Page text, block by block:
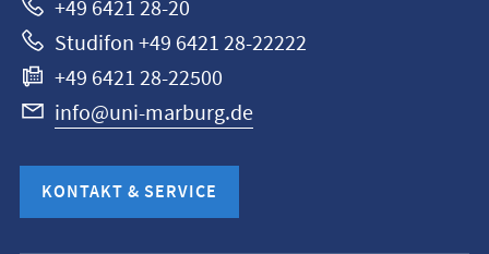
+49 6421 28-20
Studifon +49 6421 28-22222
+49 6421 28-22500
info@uni-marburg.de
KONTAKT & SERVICE